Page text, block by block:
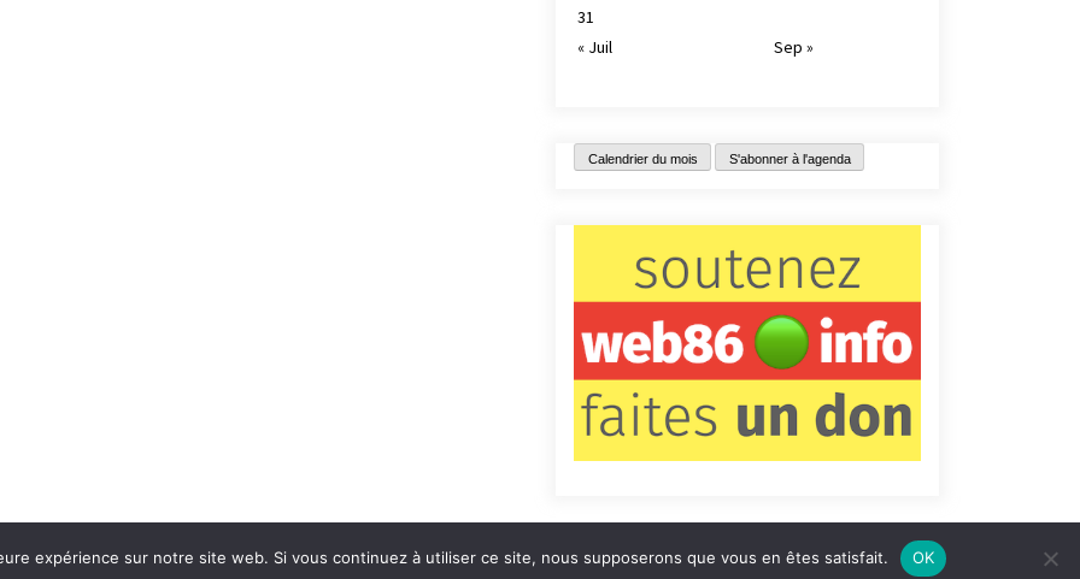
31
« Juil
Sep »
Calendrier du mois S'abonner à l'agenda
Contact Qui sommes-nous ? Informations légales
expérience sur notre site web. Si vous continuez à utiliser ce site, nous supposerons que vous en êtes satisfait. OK